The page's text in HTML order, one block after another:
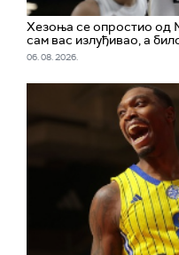
Хезоња се опростио од
сам вас излуђивао, а
06. 08. 2026.